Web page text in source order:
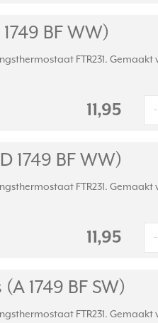
BF WW)
FTR231.
11,95 -
1749 BF WW)
FTR231.
11,95 -
1749 BF SW)
FTR231.